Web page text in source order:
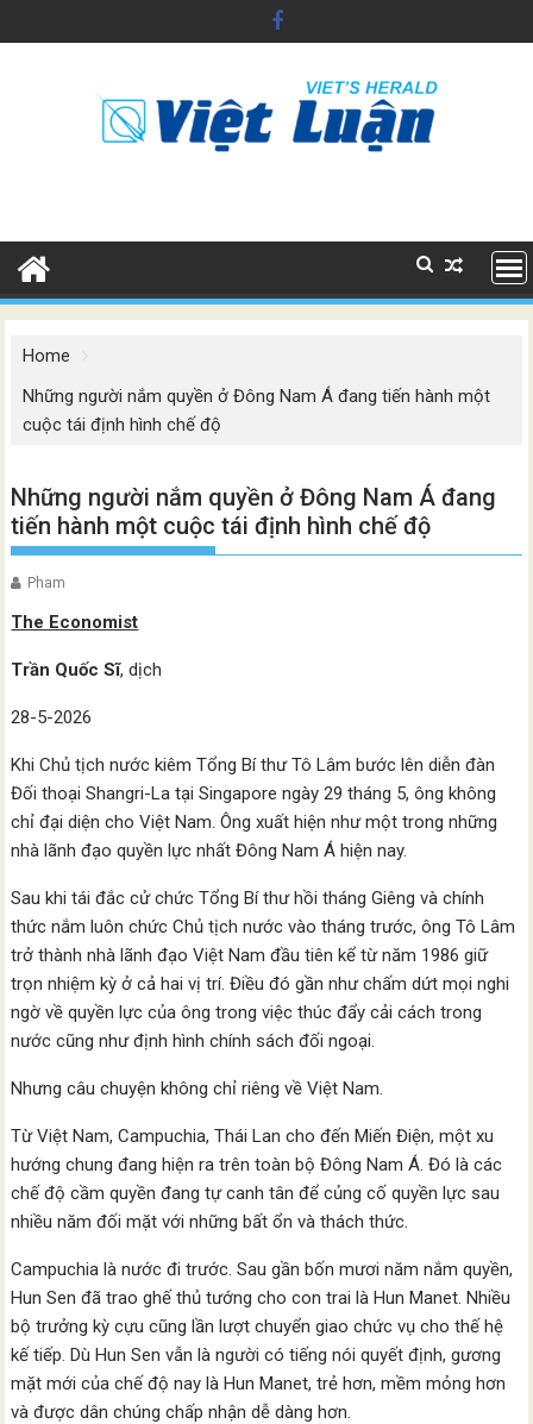
to
Home
Những người nắm quyền ở Đông Nam Á đang tiến hành một
cuộc tái định hình chế độ
Những người nắm quyền ở Đông Nam Á đang
tiến hành một cuộc tái định hình chế độ
Pham
The Economist
Trần Quốc Sĩ, dịch
28-5-2026
Khi Chủ tịch nước kiêm Tổng Bí thư Tô Lâm bước lên diễn đàn
Đối thoại Shangri-La tại Singapore ngày 29 tháng 5, ông không
chỉ đại diện cho Việt Nam. Ông xuất hiện như một trong những
nhà lãnh đạo quyền lực nhất Đông Nam Á hiện nay.
Sau khi tái đắc cử chức Tổng Bí thư hồi tháng Giêng và chính
thức nắm luôn chức Chủ tịch nước vào tháng trước, ông Tô Lâm
trở thành nhà lãnh đạo Việt Nam đầu tiên kể từ năm 1986 giữ
trọn nhiệm kỳ ở cả hai vị trí. Điều đó gần như chấm dứt mọi nghi
ngờ về quyền lực của ông trong việc thúc đẩy cải cách trong
nước cũng như định hình chính sách đối ngoại.
Nhưng câu chuyện không chỉ riêng về Việt Nam.
Từ Việt Nam, Campuchia, Thái Lan cho đến Miến Điện, một xu
hướng chung đang hiện ra trên toàn bộ Đông Nam Á. Đó là các
chế độ cầm quyền đang tự canh tân để củng cố quyền lực sau
nhiều năm đối mặt với những bất ổn và thách thức.
Campuchia là nước đi trước. Sau gần bốn mươi năm nắm quyền,
Hun Sen đã trao ghế thủ tướng cho con trai là Hun Manet. Nhiều
bộ trưởng kỳ cựu cũng lần lượt chuyển giao chức vụ cho thế hệ
kế tiếp. Dù Hun Sen vẫn là người có tiếng nói quyết định, gương
mặt mới của chế độ nay là Hun Manet, trẻ hơn, mềm mỏng hơn
và được dân chúng chấp nhận dễ dàng hơn.